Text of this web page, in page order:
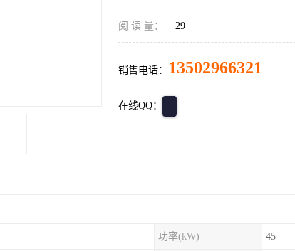
阅 读 量： 29
销售电话： 13502966321
在线QQ：
功率(kW) 45